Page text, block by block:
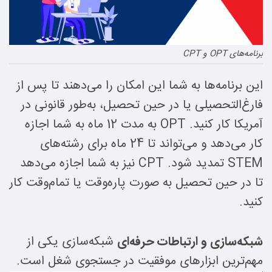
برنامه‌های OPT و CPT
این برنامه‌ها به شما این امکان را می‌دهند تا پس از
فارغ‌التحصیلی یا در حین تحصیل، به‌طور قانونی در
آمریکا کار کنید. OPT به مدت 12 ماه به شما اجازه
کار می‌دهد و می‌تواند تا 24 ماه برای رشته‌های
STEM تمدید شود. CPT نیز به شما اجازه می‌دهد
تا در حین تحصیل به صورت پاره‌وقت یا تمام‌وقت کار
کنید.
شبکه‌سازی و ارتباطات حرفه‌ای شبکه‌سازی یکی از
مهم‌ترین ابزارهای موفقیت در جستجوی شغل است.